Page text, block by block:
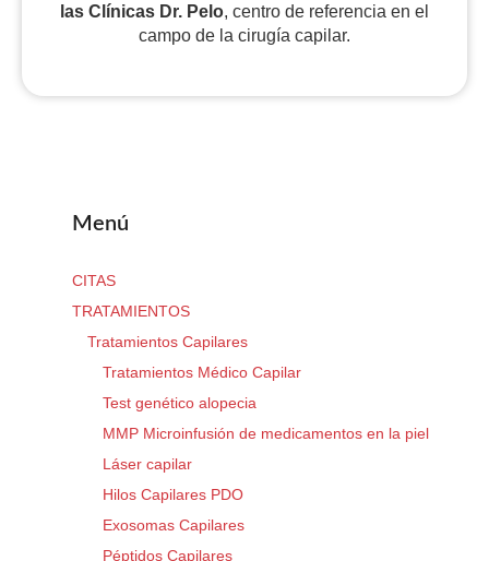
las Clínicas Dr. Pelo, centro de referencia en el
campo de la cirugía capilar.
Menú
CITAS
TRATAMIENTOS
Tratamientos Capilares
Tratamientos Médico Capilar
Test genético alopecia
MMP Microinfusión de medicamentos en la piel
Láser capilar
Hilos Capilares PDO
Exosomas Capilares
Péptidos Capilares